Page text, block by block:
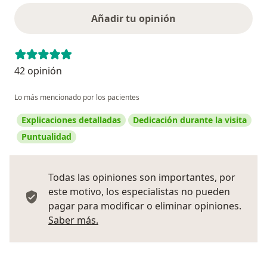
Añadir tu opinión
42 opinión
Lo más mencionado por los pacientes
Explicaciones detalladas
Dedicación durante la visita
Puntualidad
Todas las opiniones son importantes, por
este motivo, los especialistas no pueden
pagar para modificar o eliminar opiniones.
Saber más.